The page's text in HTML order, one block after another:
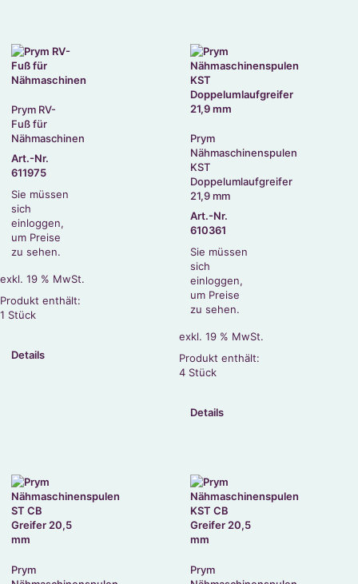
Prym RV-
Fuß für
Nähmaschinen
Art.-Nr.
611975
Sie müssen
sich
einloggen,
um Preise
zu sehen.
exkl. 19 % MwSt.
Produkt enthält:
1 Stück
Details
Prym
Nähmaschinenspulen
KST
Doppelumlaufgreifer
21,9 mm
Art.-Nr.
610361
Sie müssen
sich
einloggen,
um Preise
zu sehen.
exkl. 19 % MwSt.
Produkt enthält:
4 Stück
Details
Prym
Prym